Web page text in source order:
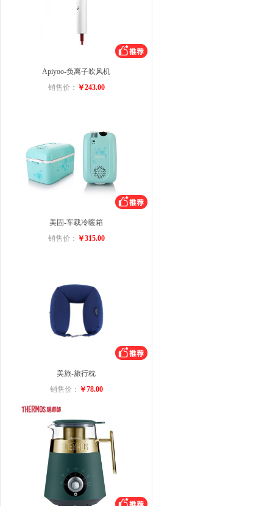
Apiyoo-负离子吹风机
销售价： ￥243.00
美固-车载冷暖箱
销售价： ￥315.00
美旅-旅行枕
销售价： ￥78.00